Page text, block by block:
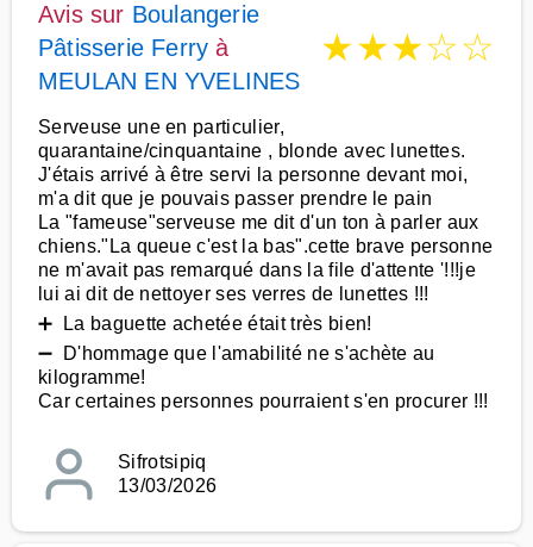
Avis sur Boulangerie
Pâtisserie Ferry à
MEULAN EN YVELINES
★★★☆☆
Serveuse une en particulier,
quarantaine/cinquantaine , blonde avec lunettes.
J'étais arrivé à être servi la personne devant moi,
m'a dit que je pouvais passer prendre le pain
La "fameuse"serveuse me dit d'un ton à parler aux
chiens."La queue c'est la bas".cette brave personne
ne m'avait pas remarqué dans la file d'attente '!!!je
lui ai dit de nettoyer ses verres de lunettes !!!
➕ La baguette achetée était très bien!
➖ D'hommage que l'amabilité ne s'achète au
kilogramme!
Car certaines personnes pourraient s'en procurer !!!
Sifrotsipiq
13/03/2026